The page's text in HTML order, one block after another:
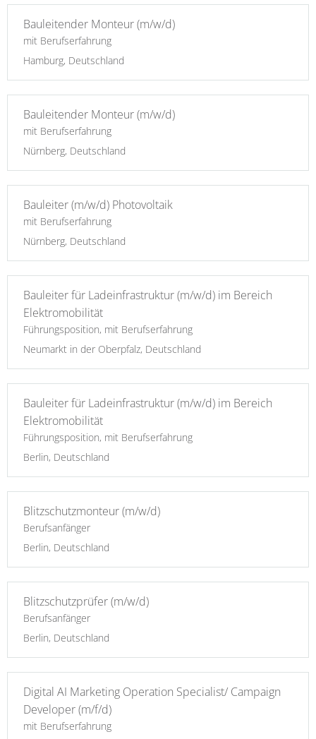
Bauleitender Monteur (m/w/d)
mit Berufserfahrung
Hamburg, Deutschland
Bauleitender Monteur (m/w/d)
mit Berufserfahrung
Nürnberg, Deutschland
Bauleiter (m/w/d) Photovoltaik
mit Berufserfahrung
Nürnberg, Deutschland
Bauleiter für Ladeinfrastruktur (m/w/d) im Bereich
Elektromobilität
Führungsposition, mit Berufserfahrung
Neumarkt in der Oberpfalz, Deutschland
Bauleiter für Ladeinfrastruktur (m/w/d) im Bereich
Elektromobilität
Führungsposition, mit Berufserfahrung
Berlin, Deutschland
Blitzschutzmonteur (m/w/d)
Berufsanfänger
Berlin, Deutschland
Blitzschutzprüfer (m/w/d)
Berufsanfänger
Berlin, Deutschland
Digital AI Marketing Operation Specialist/ Campaign
Developer (m/f/d)
mit Berufserfahrung